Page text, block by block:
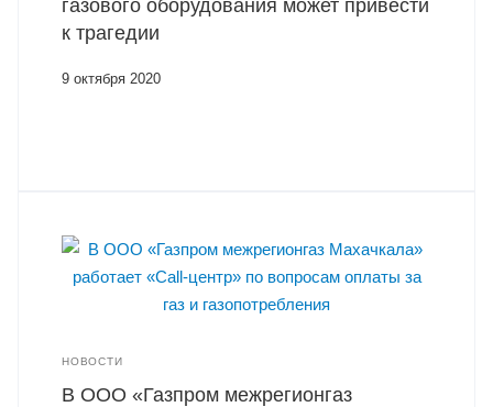
газового оборудования может привести
к трагедии
9 октября 2020
НОВОСТИ
В ООО «Газпром межрегионгаз